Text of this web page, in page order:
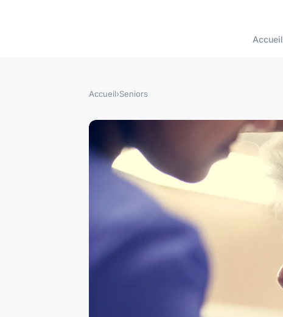
Accueil
Accueil›Seniors